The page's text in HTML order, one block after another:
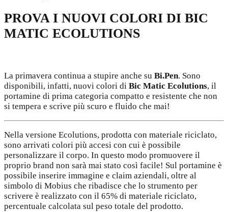
PROVA I NUOVI COLORI DI BIC
MATIC ECOLUTIONS
La primavera continua a stupire anche su Bi.Pen. Sono
disponibili, infatti, nuovi colori di Bic Matic Ecolutions, il
portamine di prima categoria compatto e resistente che non
si tempera e scrive più scuro e fluido che mai!
Nella versione Ecolutions, prodotta con materiale riciclato,
sono arrivati colori più accesi con cui è possibile
personalizzare il corpo. In questo modo promuovere il
proprio brand non sarà mai stato così facile! Sul portamine è
possibile inserire immagine e claim aziendali, oltre al
simbolo di Mobius che ribadisce che lo strumento per
scrivere è realizzato con il 65% di materiale riciclato,
percentuale calcolata sul peso totale del prodotto.